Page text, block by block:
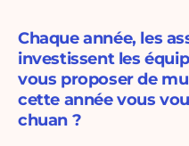
Chaque année, les
investissent les
vous proposer de
cette année vous
chuan ?